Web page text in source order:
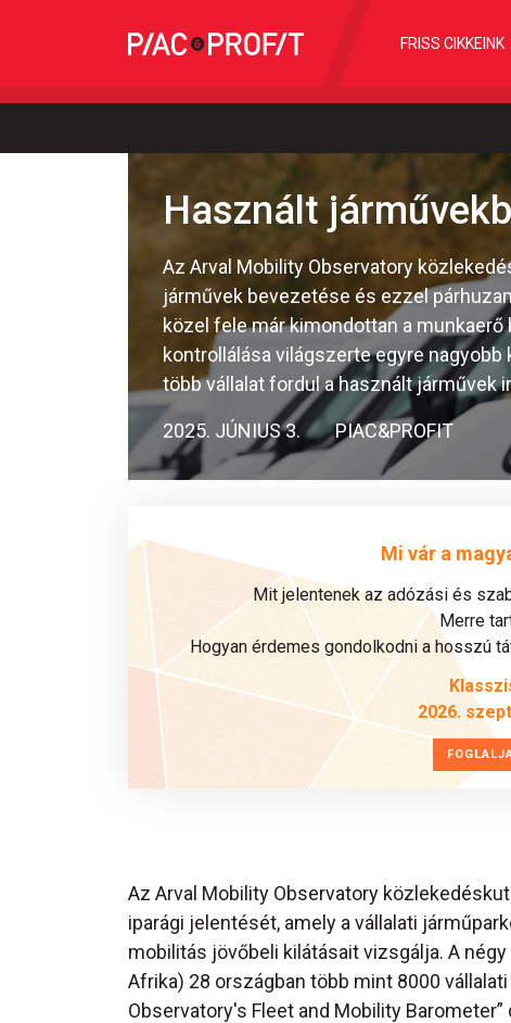
FRISS CIKKEINK
Használt
Az Arval Mobility Observatory
járművek bevezetése és ezzel
közel fele már kimondottan a
kontrollálása világszerte egyre
több vállalat fordul a használt járművek
2025. JÚNIUS 3. PIAC&PROFIT
Mi vár a
Mit jelentenek az adózási és
Merre
Hogyan érdemes gondolkodni a hosszú
2026.
Az Arval Mobility Observatory
iparági jelentését, amely a vállalati
mobilitás jövőbeli kilátásait vizsgálja. A
Afrika) 28 országban több mint 8000
Observatory's Fleet and Mobility